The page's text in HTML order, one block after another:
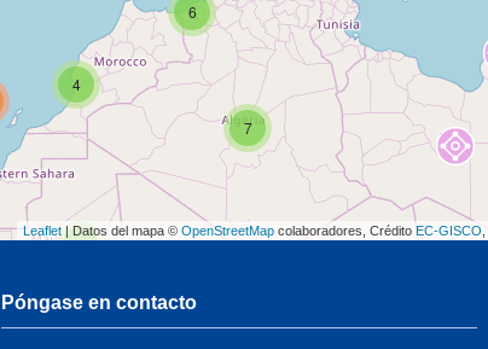
2
7
4
6
Leaflet | Datos del mapa © OpenStreetMap colaboradores, Crédito EC-GISCO
Póngase en contacto